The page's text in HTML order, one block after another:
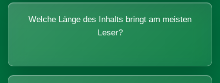
Welche Länge des Inhalts bringt am meisten
Leser?